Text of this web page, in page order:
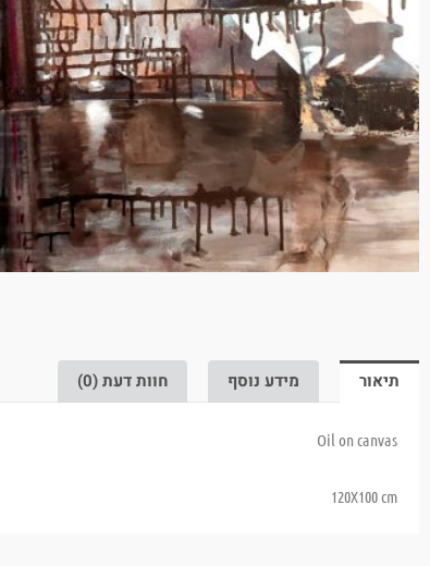
תיאור מידע נוסף חוות דעת (0)
Oil on canvas
120X100 cm